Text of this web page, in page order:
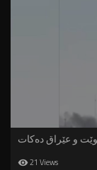
و عێراق دەکات
21 Views